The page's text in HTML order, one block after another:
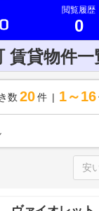
閲覧履歴
0
賃貸物件一
数 20 件 1～16